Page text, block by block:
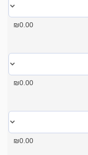
₪0.00
₪0.00
₪0.00